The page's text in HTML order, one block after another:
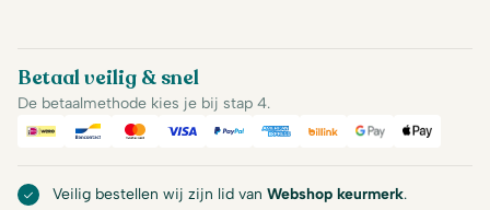
Betaal veilig & snel
De betaalmethode kies je bij stap 4.
iDeal Bancontact
Mastercard
Visa PayPalAmerican Express
BillinkGoogle Pay
Apple
Veilig bestellen wij zijn lid van Webshop keurmerk.